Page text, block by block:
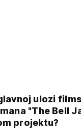
ulozi
"The Bell
projektu?